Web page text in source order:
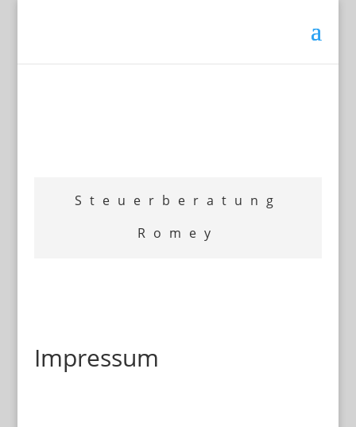
Steuerberatung
Romey
Impressum